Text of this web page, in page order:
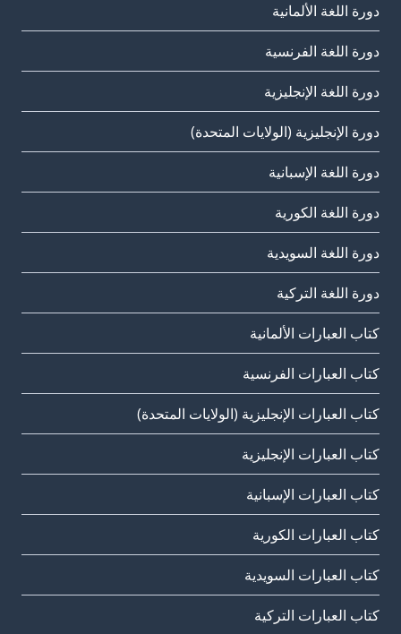
دورة اللغة الألمانية
دورة اللغة الفرنسية
دورة اللغة الإنجليزية
دورة الإنجليزية (الولايات المتحدة)
دورة اللغة الإسبانية
دورة اللغة الكورية
دورة اللغة السويدية
دورة اللغة التركية
كتاب العبارات الألمانية
كتاب العبارات الفرنسية
كتاب العبارات الإنجليزية (الولايات المتحدة)
كتاب العبارات الإنجليزية
كتاب العبارات الإسبانية
كتاب العبارات الكورية
كتاب العبارات السويدية
كتاب العبارات التركية